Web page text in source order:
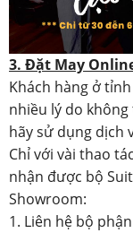
3. Đặt May
Khách hàng ở
nhiều lý do
hãy sử dụng dịch
Chỉ với vài thao
nhận được bộ
Showroom:
1. Liên hệ bộ